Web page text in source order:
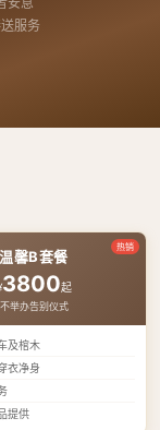
服务
热销
温馨B套餐
3800起
不举办告别仪式
及棺木
衣净身
提供